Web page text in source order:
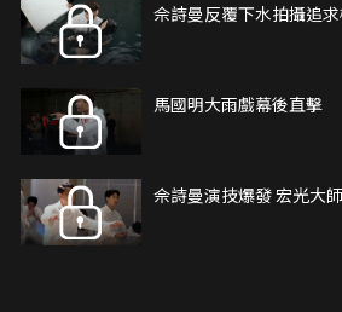
佘詩曼反覆下水拍攝追
馬國明大雨戲幕後直擊
佘詩曼演技爆發 宏光大